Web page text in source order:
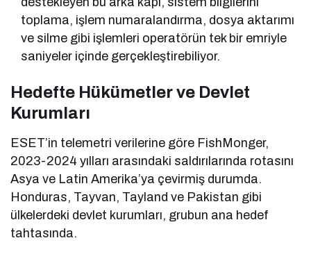
toplama, işlem numaralandırma, dosya aktarımı
ve silme gibi işlemleri operatörün tek bir emriyle
saniyeler içinde gerçekleştirebiliyor.
Hedefte Hükümetler ve Devlet
Kurumları
ESET’in telemetri verilerine göre FishMonger,
2023-2024 yılları arasındaki saldırılarında rotasını
Asya ve Latin Amerika’ya çevirmiş durumda.
Honduras, Tayvan, Tayland ve Pakistan gibi
ülkelerdeki devlet kurumları, grubun ana hedef
tahtasında.